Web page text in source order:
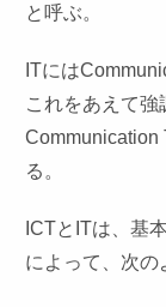
と呼ぶ。
ITには
これをあえて
Communication
る。
ICTとITは、基
によって、次の